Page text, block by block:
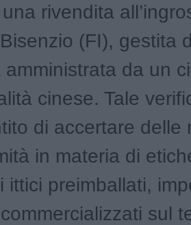
rivendita
(FI), gestita
amministrata da un
cinese. Tale
di accertare delle
in materia di
ittici preimballati,
sul